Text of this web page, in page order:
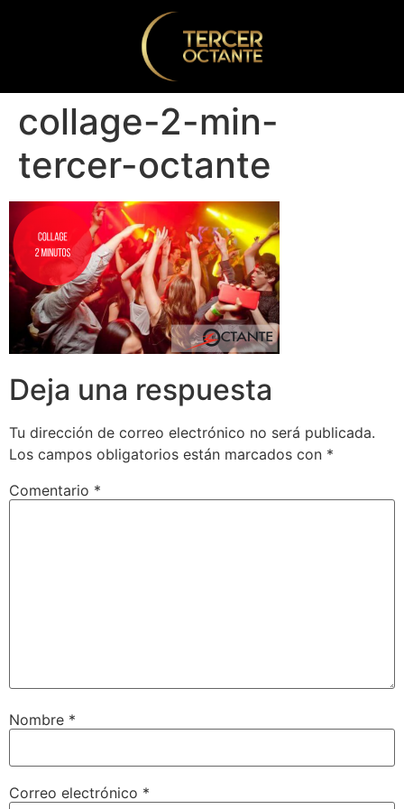
collage-2-min-
tercer-octante
Deja una respuesta
Tu dirección de correo electrónico no será publicada.
Los campos obligatorios están marcados con *
Comentario *
Nombre *
Correo electrónico *